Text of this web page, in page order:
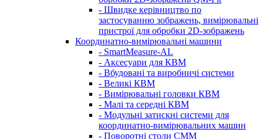
- Швидке керівництво по
застосуванню зображень, вимірювальні
пристрої для обробки 2D-зображень
Координатно-вимірювальні машини
- SmartMeasure-AL
- Аксесуари для КВМ
- Вбудовані та виробничі системи
- Великі КВМ
- Вимірювальні головки КВМ
- Малі та середні КВМ
- Модульні затискні системи для
координатно-вимірювальних машин
- Поворотні столи CMM